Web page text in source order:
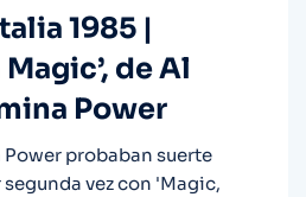
1985 |
de Al
Power
Power probaban suerte
vez con 'Magic,